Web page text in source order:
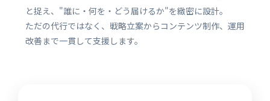
と捉え、"誰に・何を・どう届けるか"を緻密に設計。
ただの代行ではなく、戦略立案からコンテンツ制作、運用
改善まで一貫して支援します。